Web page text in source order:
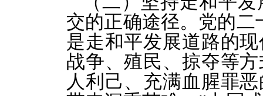
交的正确途径。党的二
是走和平发展道路的
战争、殖民、掠夺等
人利己、充满血腥罪